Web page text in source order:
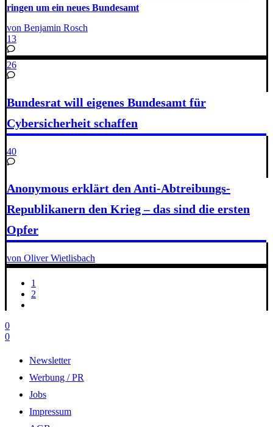
ringen um ein neues Bundesamt
von Benjamin Rosch
13
26
Bundesrat will eigenes Bundesamt für
Cybersicherheit schaffen
40
Anonymous erklärt den Anti-Abtreibungs-
Republikanern den Krieg – das sind die ersten
Opfer
von Oliver Wietlisbach
1
2
0
0
Newsletter
Werbung / PR
Jobs
Impressum